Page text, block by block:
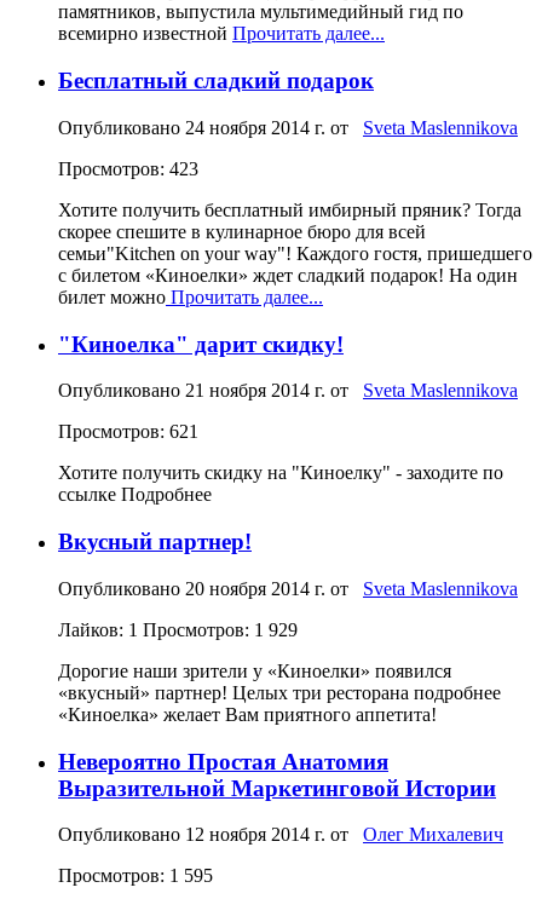
памятников, выпустила мультимедийный гид по
всемирно известной Прочитать далее...
Бесплатный сладкий подарок
Опубликовано 24 ноября 2014 г. от Sveta Maslennikova
Просмотров: 423
Хотите получить бесплатный имбирный пряник? Тогда
скорее спешите в кулинарное бюро для всей
семьи"Kitchen on your way"! Каждого гостя, пришедшего
с билетом «Киноелки» ждет сладкий подарок! На один
билет можно Прочитать далее...
"Киноелка" дарит скидку!
Опубликовано 21 ноября 2014 г. от Sveta Maslennikova
Просмотров: 621
Хотите получить скидку на "Киноелку" - заходите по
ссылке Подробнее
Вкусный партнер!
Опубликовано 20 ноября 2014 г. от Sveta Maslennikova
Лайков: 1 Просмотров: 1 929
Дорогие наши зрители у «Киноелки» появился
«вкусный» партнер! Целых три ресторана подробнее
«Киноелка» желает Вам приятного аппетита!
Невероятно Простая Анатомия
Выразительной Маркетинговой Истории
Опубликовано 12 ноября 2014 г. от Олег Михалевич
Просмотров: 1 595